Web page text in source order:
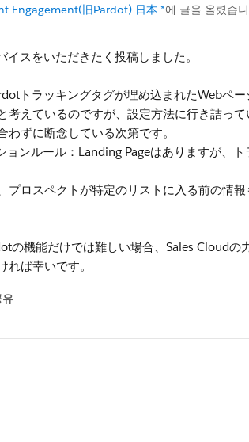
Engagement(旧Pardot) 日本 *에 글을 올렸습
スをいただきたく投稿しました。
トラッキングタグが埋め込まれたWebペ
えているのですが、設定方法に行き詰って
ずに断念している次第です。
ョンルール：Landing Pageはありますが、ト
プロスペクトが特定のリストに入る前の情
の機能だけでは難しい場合、Sales Cloudの
ば幸いです。
유